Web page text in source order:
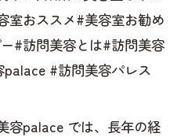
室おススメ#美容室お勧め
#訪問美容とは#訪問美容
#訪問美容パレス
容palace では、長年の経